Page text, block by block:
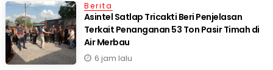
Berita
Asintel Satlap Tricakti Beri Penjelasan
Terkait Penanganan 53 Ton Pasir Timah di
Air Merbau
6 jam lalu